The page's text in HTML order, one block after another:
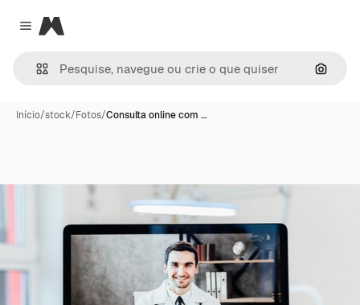
Close menu
Magnific
Início/stock/Fotos/Consulta online com …